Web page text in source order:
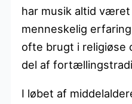
har musik altid
menneskelig
ofte brugt i religiøse
del af
I løbet af